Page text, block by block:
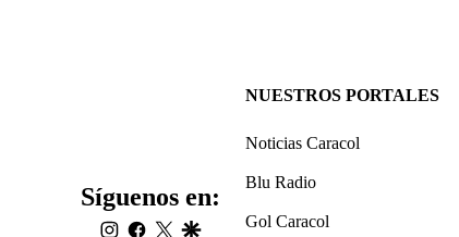
Síguenos en:
instagram
facebook
twittergoogle
NUESTROS PORTALES
Noticias Caracol
Blu Radio
Gol Caracol